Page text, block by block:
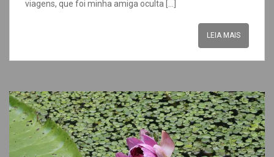
viagens, que foi minha amiga oculta […]
LEIA MAIS